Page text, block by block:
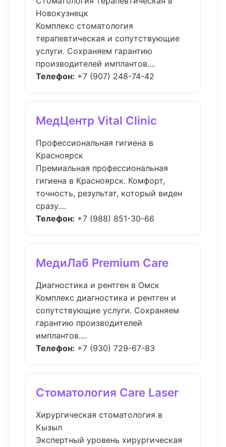
Новокузнецк
Комплекс стоматология
терапевтическая и сопутствующие
услуги. Сохраняем гарантию
производителей имплантов....
Телефон: +7 (907) 248-74-42
МедЦентр Vital Clinic
Профессиональная гигиена в
Красноярск
Премиальная профессиональная
гигиена в Красноярск. Комфорт,
точность, результат, который виден
сразу....
Телефон: +7 (988) 851-30-66
МедиЛаб Premium Care
Диагностика и рентген в Омск
Комплекс диагностика и рентген и
сопутствующие услуги. Сохраняем
гарантию производителей
имплантов....
Телефон: +7 (930) 729-67-83
Стоматология Care Laser
Хирургическая стоматология в
Кызыл
Экспертный уровень хирургическая